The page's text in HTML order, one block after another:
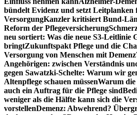
bündelt Evidenz und setzt Leitplanken
VersorgungKanzler kritisiert Bund-
Reform der Pflegeversicherung
neu sortiert: Was die neue S3-Leitlinie
bringtZukunftspakt Pflege und die
Versorgung von Menschen mit Demenz
Angehörigen: zwischen Verständnis
gegen Sawatzki-Schelte: Warum wir
Altenpflege schauen müssenWarum die
auch ein Auftrag für die Pflege sind
weniger als die Hälfte kann sich die
vorstellenDemenz: Abwehrend?